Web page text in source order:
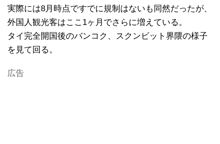
実際には8月時点ですでに規制はないも同然だったが、
外国人観光客はここ1ヶ月でさらに増えている。
タイ完全開国後のバンコク、スクンビット界隈の様子
を見て回る。
広告